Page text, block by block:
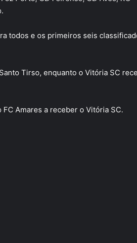
todos e os primeiros seis
Tirso, enquanto o Vitória SC
FC Amares a receber o Vitória SC.